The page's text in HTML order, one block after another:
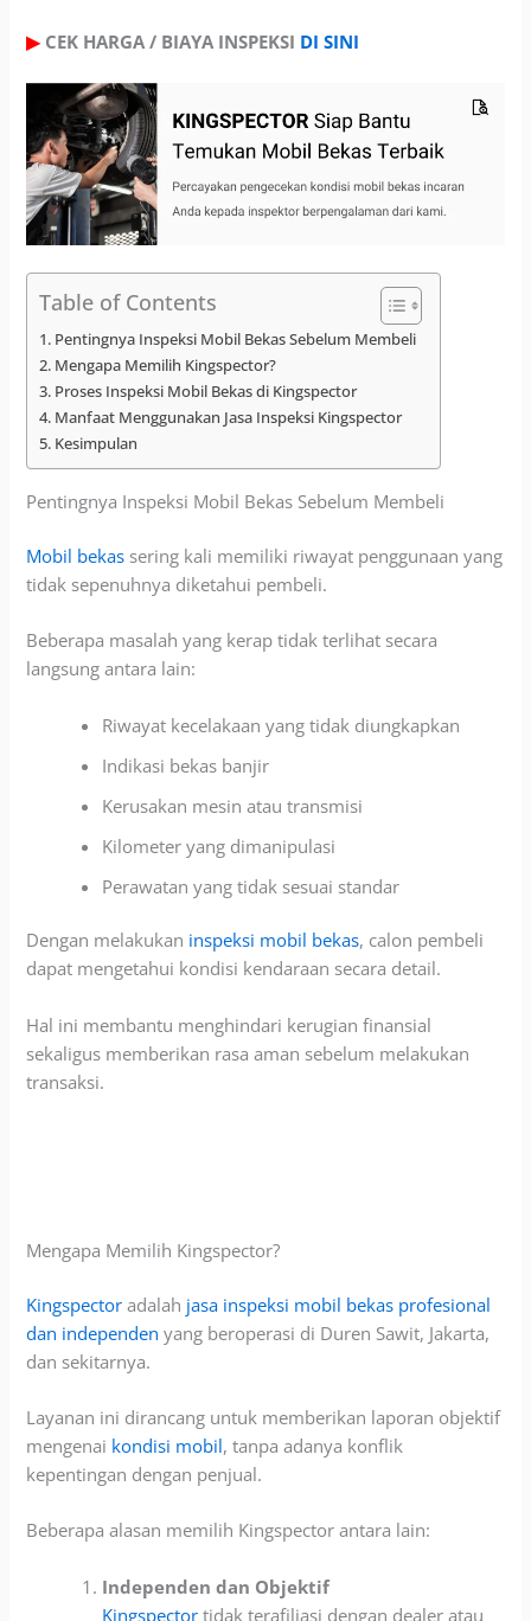
▶CEK HARGA / BIAYA INSPEKSI DI SINI
Table of Contents
Pentingnya Inspeksi Mobil Bekas Sebelum Membeli
Mengapa Memilih Kingspector?
Proses Inspeksi Mobil Bekas di Kingspector
Manfaat Menggunakan Jasa Inspeksi Kingspector
Kesimpulan
Pentingnya Inspeksi Mobil Bekas Sebelum Membeli
Mobil bekas sering kali memiliki riwayat penggunaan yang
tidak sepenuhnya diketahui pembeli.
Beberapa masalah yang kerap tidak terlihat secara
langsung antara lain:
Riwayat kecelakaan yang tidak diungkapkan
Indikasi bekas banjir
Kerusakan mesin atau transmisi
Kilometer yang dimanipulasi
Perawatan yang tidak sesuai standar
Dengan melakukan inspeksi mobil bekas, calon pembeli
dapat mengetahui kondisi kendaraan secara detail.
Hal ini membantu menghindari kerugian finansial
sekaligus memberikan rasa aman sebelum melakukan
transaksi.
Mengapa Memilih Kingspector?
Kingspector adalah jasa inspeksi mobil bekas profesional
dan independen yang beroperasi di Duren Sawit, Jakarta,
dan sekitarnya.
Layanan ini dirancang untuk memberikan laporan objektif
mengenai kondisi mobil, tanpa adanya konflik
kepentingan dengan penjual.
Beberapa alasan memilih Kingspector antara lain:
Independen dan Objektif
Kingspector tidak terafiliasi dengan dealer atau